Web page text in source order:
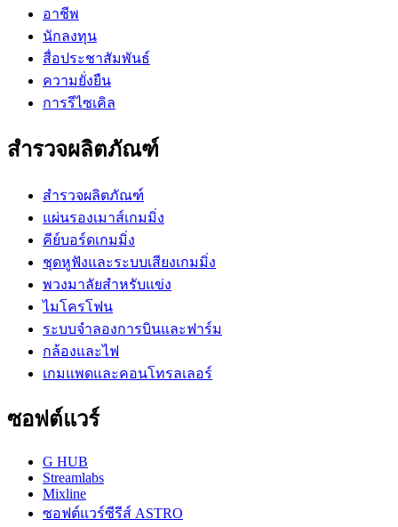
อาชีพ
นักลงทุน
สื่อประชาสัมพันธ์
ความยั่งยืน
การรีไซเคิล
สำรวจผลิตภัณฑ์
สำรวจผลิตภัณฑ์
แผ่นรองเมาส์เกมมิ่ง
คีย์บอร์ดเกมมิ่ง
ชุดหูฟังและระบบเสียงเกมมิ่ง
พวงมาลัยสำหรับแข่ง
ไมโครโฟน
ระบบจำลองการบินและฟาร์ม
กล้องและไฟ
เกมแพดและคอนโทรลเลอร์
ซอฟต์แวร์
G HUB
Streamlabs
Mixline
ซอฟต์แวร์ซีรีส์ ASTRO